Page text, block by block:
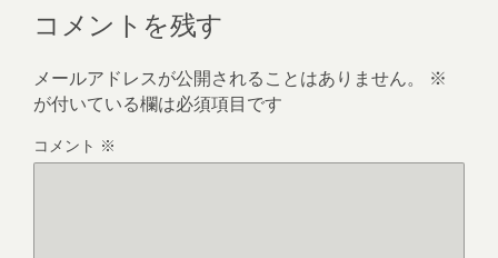
コメントを残す
メールアドレスが公開されることはありません。
※
が付いている欄は必須項目です
コメント ※